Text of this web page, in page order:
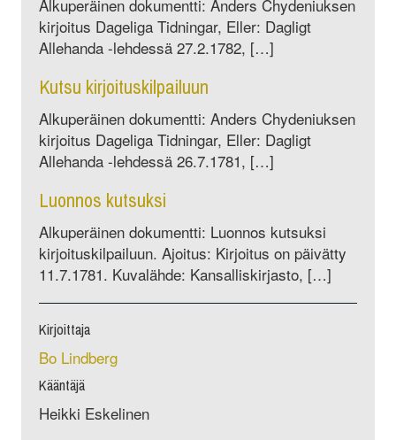
Alkuperäinen dokumentti: Anders Chydeniuksen
kirjoitus Dageliga Tidningar, ­Eller: Dagligt
Allehanda -lehdessä 27.2.1782, […]
Kutsu kirjoituskilpailuun
Alkuperäinen dokumentti: Anders Chydeniuksen
kirjoitus Dageliga Tidningar, Eller: Dagligt
Allehanda -lehdessä 26.7.1781, […]
Luonnos kutsuksi
Alkuperäinen dokumentti: Luonnos kutsuksi
kirjoituskilpailuun. Ajoitus: Kirjoitus on päivätty
11.7.1781. Kuvalähde: Kansalliskirjasto, […]
Kirjoittaja
Bo Lindberg
Kääntäjä
Heikki Eskelinen